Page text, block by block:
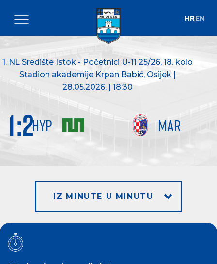
HREN
1. NL Središte Istok - Početnici U-11 25/26, 18. kolo
Stadion akademije Krpan Babić, Osijek |
28.05.2026. | 18:30
HYP MAR
1:2
IZ MINUTE U MINUTU